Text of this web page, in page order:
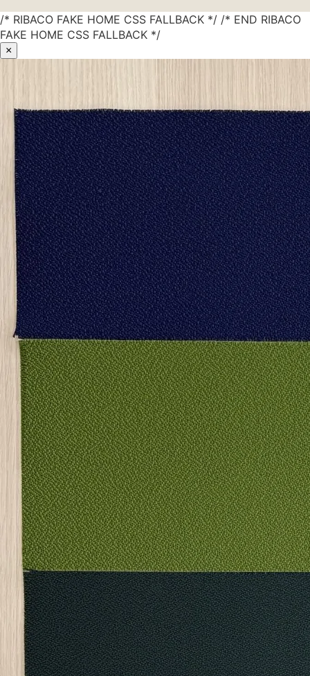
/* RIBACO FAKE HOME CSS FALLBACK */ /* END RIBACO
FAKE HOME CSS FALLBACK */
×